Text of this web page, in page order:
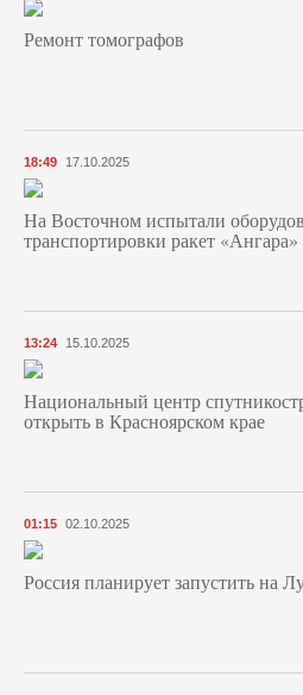
Ремонт томографов
18:49 17.10.2025
На Восточном испытали
транспортировки ракет «Ангара»
13:24 15.10.2025
Национальный центр
открыть в Красноярском крае
01:15 02.10.2025
Россия планирует запустить на